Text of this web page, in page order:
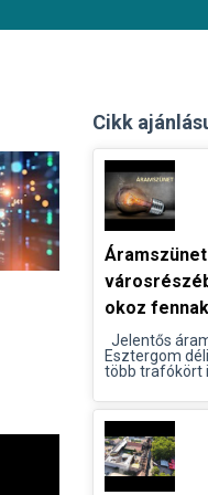
Cikk
okoz
Jelentős
Esztergom
több trafókört